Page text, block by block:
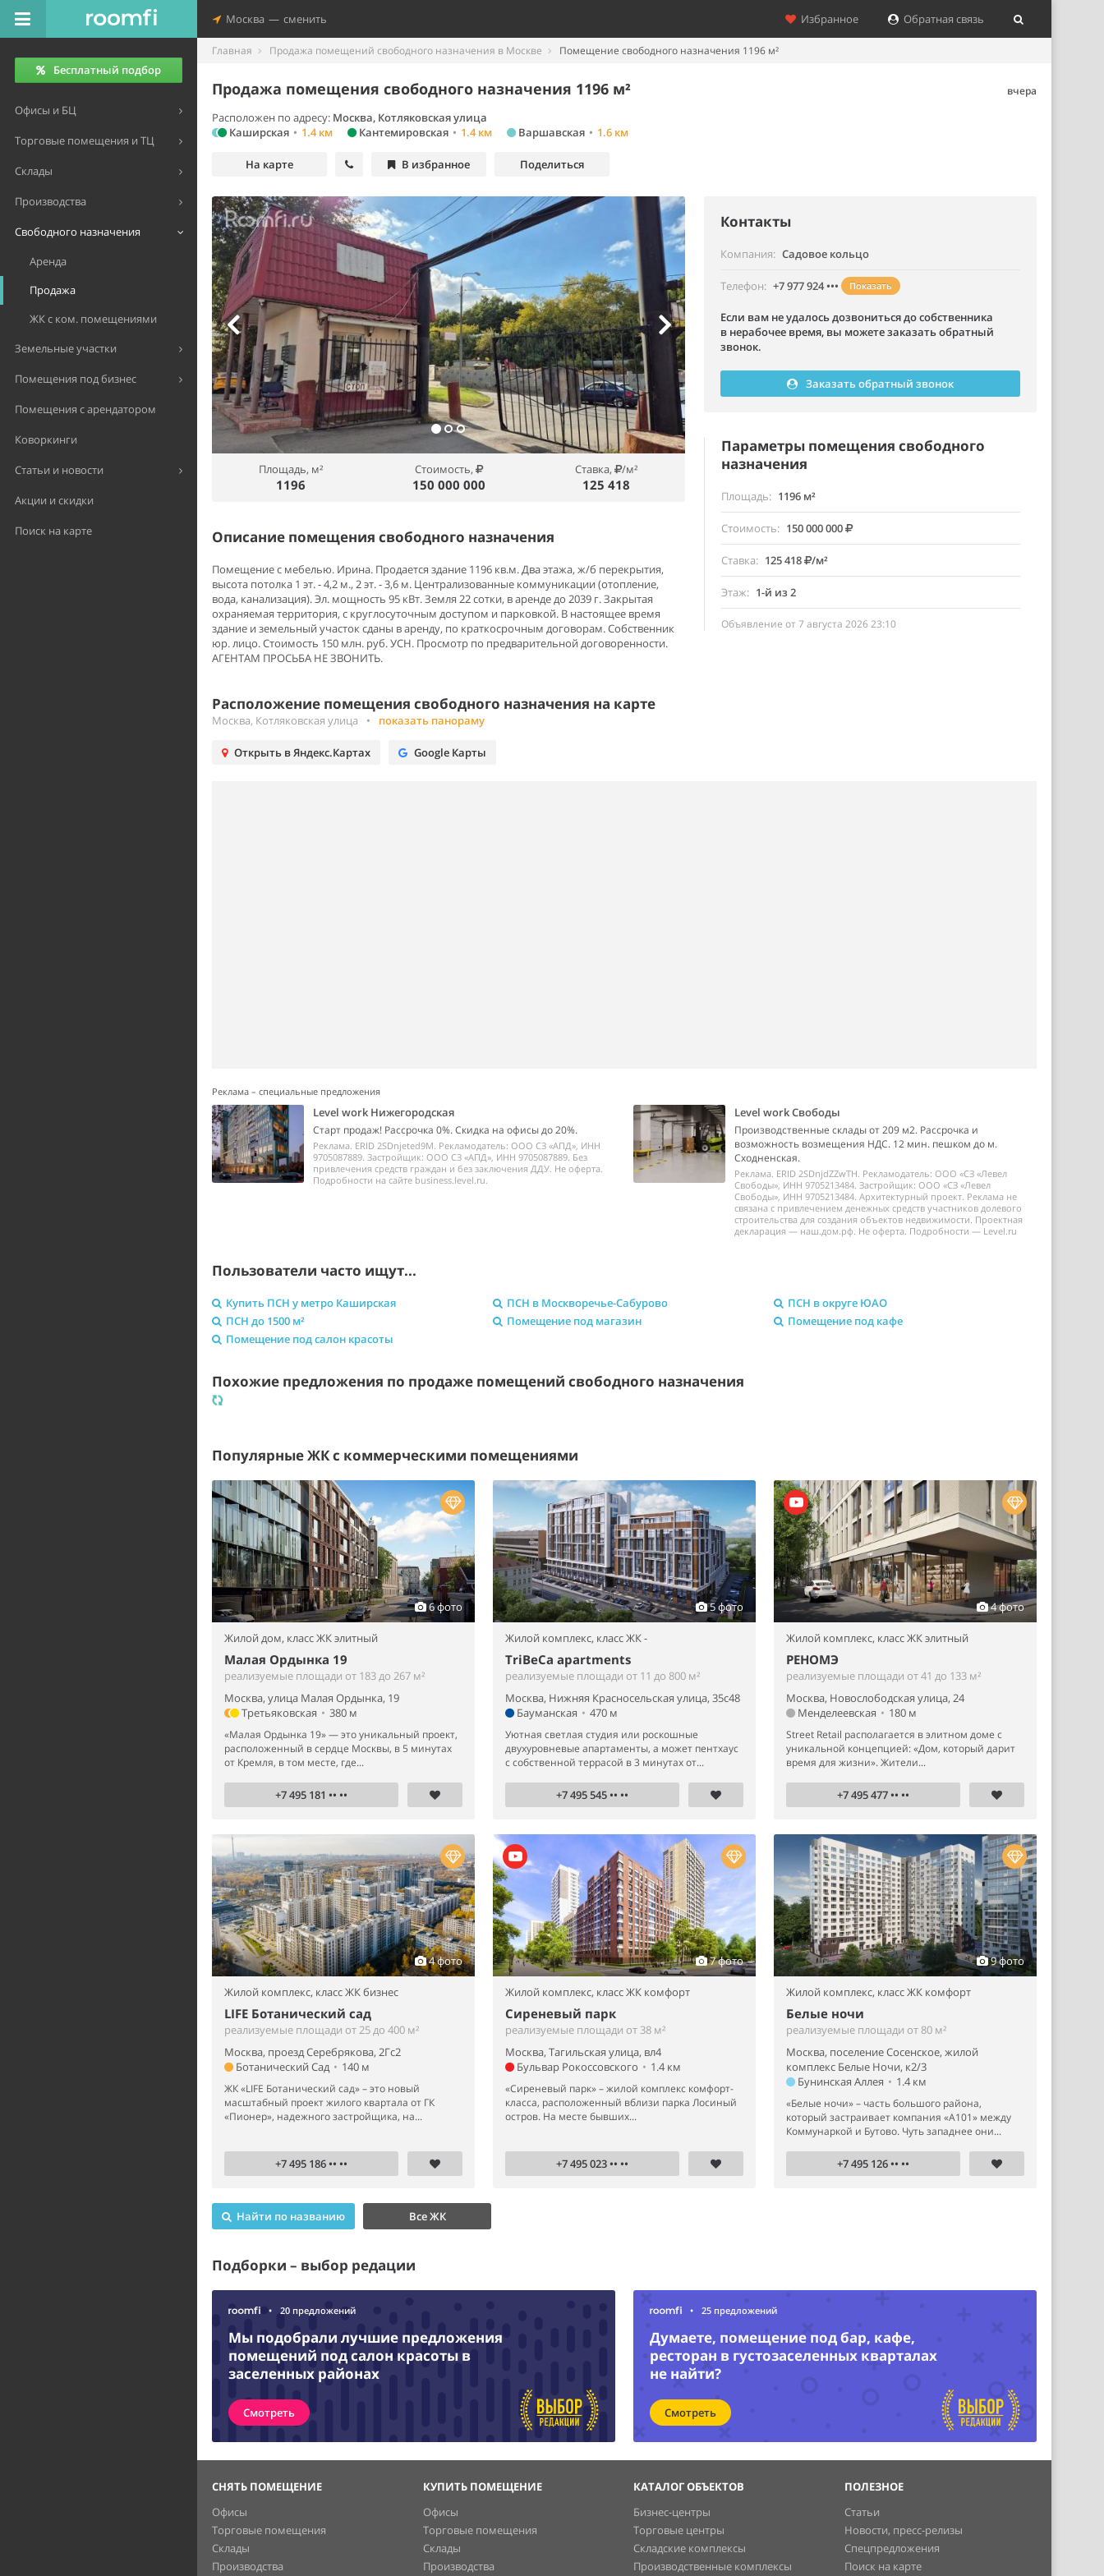
Москва — сменить Избранное Обратная связь
Бесплатный подбор
Офисы и БЦ
Торговые помещения и ТЦ
Склады
Производства
Свободного назначения
Аренда
Продажа
ЖК с ком. помещениями
Земельные участки
Помещения под бизнес
Помещения с арендатором
Коворкинги
Статьи и новости
Акции и скидки
Поиск на карте
Главная Продажа помещений свободного назначения в Москве Помещение свободного назначения 1196 м²
Продажа помещения свободного назначения 1196 м² вчера
Расположен по адресу: Москва, Котляковская улица
Каширская • 1.4 км Кантемировская • 1.4 км Варшавская • 1.6 км
На карте В избранное Поделиться
Площадь, м²
1196
Стоимость,
150 000 000
Ставка, /м²
125 418
Описание помещения свободного назначения
Помещение с мебелью. Ирина. Продается здание 1196 кв.м. Два этажа, ж/б перекрытия,
высота потолка 1 эт. - 4,2 м., 2 эт. - 3,6 м. Централизованные коммуникации (отопление,
вода, канализация). Эл. мощность 95 кВт. Земля 22 сотки, в аренде до 2039 г. Закрытая
охраняемая территория, с круглосуточным доступом и парковкой. В настоящее время
здание и земельный участок сданы в аренду, по краткосрочным договорам. Собственник
юр. лицо. Стоимость 150 млн. руб. УСН. Просмотр по предварительной договоренности.
АГЕНТАМ ПРОСЬБА НЕ ЗВОНИТЬ.
Контакты
Компания Садовое кольцо
Телефон +7 977 924 ••• Показать
Если вам не удалось дозвониться до собственника
в нерабочее время, вы можете заказать обратный
звонок.
Заказать обратный звонок
Параметры помещения свободного
назначения
Площадь 1196 м²
Стоимость 150 000 000
Ставка 125 418 /м²
Этаж 1-й из 2
Объявление от 7 августа 2026 23:10
Расположение помещения свободного назначения на карте
Москва, Котляковская улица • показать панораму
Открыть в Яндекс.Картах Google Карты
Реклама – специальные предложения
Level work Нижегородская
Старт продаж! Рассрочка 0%. Скидка на офисы до 20%.
Реклама. ERID 2SDnjeted9M. Рекламодатель: ООО СЗ «АПД», ИНН
9705087889. Застройщик: ООО СЗ «АПД», ИНН 9705087889. Без
привлечения средств граждан и без заключения ДДУ. Не оферта.
Подробности на сайте business.level.ru.
Level work Свободы
Производственные склады от 209 м2. Рассрочка и
возможность возмещения НДС. 12 мин. пешком до м.
Сходненская.
Реклама. ERID 2SDnjdZZwTH. Рекламодатель: ООО «СЗ «Левел
Свободы», ИНН 9705213484. Застройщик: ООО «СЗ «Левел
Свободы», ИНН 9705213484. Архитектурный проект. Реклама не
связана с привлечением денежных средств участников долевого
строительства для создания объектов недвижимости. Проектная
декларация — наш.дом.рф. Не оферта. Подробности — Level.ru
Пользователи часто ищут...
Купить ПСН у метро Каширская ПСН в Москворечье-Сабурово
ПСН в округе ЮАО
ПСН до 1500 м²
Помещение под магазин
Помещение под кафе
Помещение под салон красоты
Похожие предложения по продаже помещений свободного назначения
Популярные ЖК с коммерческими помещениями
6 фото
Жилой дом, класс ЖК элитный
Малая Ордынка 19
реализуемые площади от 183 до 267 м²
Москва, улица Малая Ордынка, 19
Третьяковская • 380 м
«Малая Ордынка 19» — это уникальный проект,
расположенный в сердце Москвы, в 5 минутах
от Кремля, в том месте, где...
+7 495 181 •• ••
5 фото
Жилой комплекс, класс ЖК -
TriBeCa apartments
реализуемые площади от 11 до 800 м²
Москва, Нижняя Красносельская улица, 35с48
Бауманская • 470 м
Уютная светлая студия или роскошные
двухуровневые апартаменты, а может пентхаус
с собственной террасой в 3 минутах от...
+7 495 545 •• ••
4 фото
Жилой комплекс, класс ЖК элитный
РЕНОМЭ
реализуемые площади от 41 до 133 м²
Москва, Новослободская улица, 24
Менделеевская • 180 м
Street Retail располагается в элитном доме с
уникальной концепцией: «Дом, который дарит
время для жизни». Жители...
+7 495 477 •• ••
4 фото
Жилой комплекс, класс ЖК бизнес
LIFE Ботанический сад
реализуемые площади от 25 до 400 м²
Москва, проезд Серебрякова, 2Гс2
Ботанический Сад • 140 м
ЖК «LIFE Ботанический сад» – это новый
масштабный проект жилого квартала от ГК
«Пионер», надежного застройщика, на...
+7 495 186 •• ••
7 фото
Жилой комплекс, класс ЖК комфорт
Сиреневый парк
реализуемые площади от 38 м²
Москва, Тагильская улица, вл4
Бульвар Рокоссовского • 1.4 км
«Сиреневый парк» – жилой комплекс комфорт-
класса, расположенный вблизи парка Лосиный
остров. На месте бывших...
+7 495 023 •• ••
9 фото
Жилой комплекс, класс ЖК комфорт
Белые ночи
реализуемые площади от 80 м²
Москва, поселение Сосенское, жилой
комплекс Белые Ночи, к2/3
Бунинская Аллея • 1.4 км
«Белые ночи» – часть большого района,
который застраивает компания «А101» между
Коммунаркой и Бутово. Чуть западнее они...
+7 495 126 •• ••
Найти по названию Все ЖК
Подборки – выбор редации
• 20 предложений
Мы подобрали лучшие предложения
помещений под салон красоты в
заселенных районах
Смотреть
• 25 предложений
Думаете, помещение под бар, кафе,
ресторан в густозаселенных кварталах
не найти?
Смотреть
СНЯТЬ ПОМЕЩЕНИЕ
Офисы
Торговые помещения
Склады
Производства
КУПИТЬ ПОМЕЩЕНИЕ
Офисы
Торговые помещения
Склады
Производства
КАТАЛОГ ОБЪЕКТОВ
Бизнес-центры
Торговые центры
Складские комплексы
Производственные комплексы
ПОЛЕЗНОЕ
Статьи
Новости, пресс-релизы
Спецпредложения
Поиск на карте